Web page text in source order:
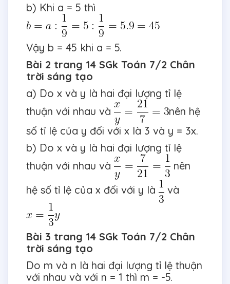
b) Khi a = 5 thì
Vậy b = 45 khi a = 5.
Bài 2 trang 14 SGk Toán 7/2 Chân
trời sáng tạo
a) Do x và y là hai đại lượng tỉ lệ
thuận với nhau và
nên hệ
số tỉ lệ của y đối với x là 3 và y = 3x.
b) Do x và y là hai đại lượng tỉ lệ
thuận với nhau và
nên
hệ số tỉ lệ của x đối với y là
và
Bài 3 trang 14 SGk Toán 7/2 Chân
trời sáng tạo
Do m và n là hai đại lượng tỉ lệ thuận
với nhau và với n = 1 thì m = -5.